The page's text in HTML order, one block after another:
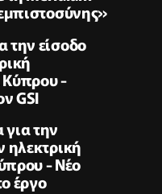
την είσοδο
Κύπρου -
GSI
την
ηλεκτρική
- Νέο
έργο